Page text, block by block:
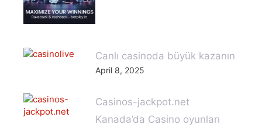
Canlı casinoda büyük kazanın
April 8, 2025
Casinos-jackpot.net
Kanada’da Casino oyunları